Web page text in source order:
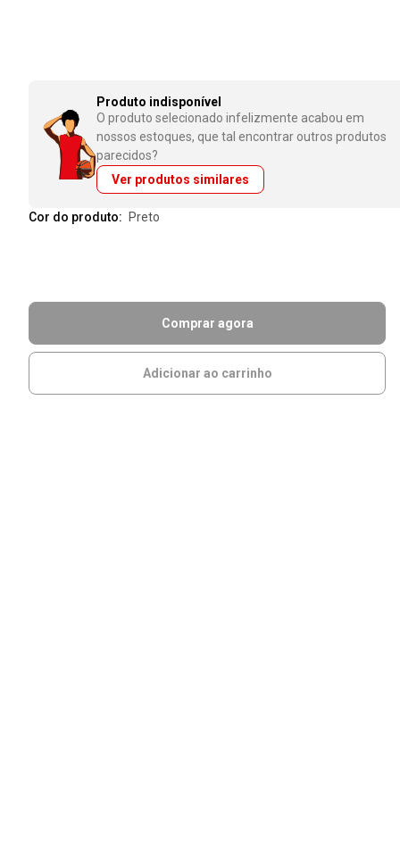
Produto indisponível
O produto selecionado infelizmente acabou em
nossos estoques, que tal encontrar outros produtos
parecidos?
Ver produtos similares
Cor do produto: preto
Comprar agora
Adicionar ao carrinho